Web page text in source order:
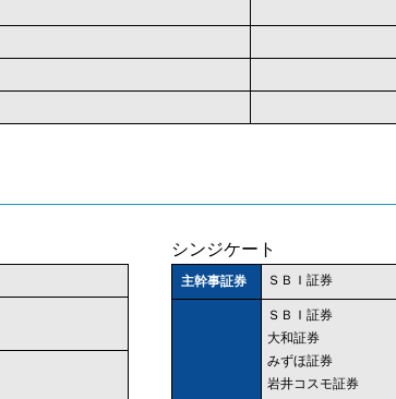
シンジケート
主幹事証券 ＳＢＩ証券
ＳＢＩ証券
大和証券
みずほ証券
岩井コスモ証券